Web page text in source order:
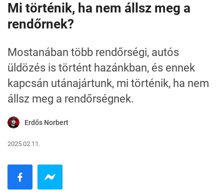
Mi történik, ha nem állsz meg a
rendőrnek?
Mostanában több rendőrségi, autós
üldözés is történt hazánkban, és ennek
kapcsán utánajártunk, mi történik, ha nem
állsz meg a rendőrségnek.
Erdős Norbert
2025.02.11.